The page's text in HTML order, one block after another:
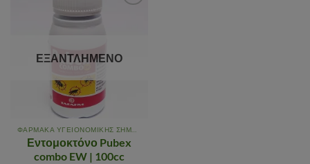
Αγαπημένα
ΕΞΑΝΤΛΗΜΈΝΟ
Εντομοκτόνο Pubex
combo EW | 100cc